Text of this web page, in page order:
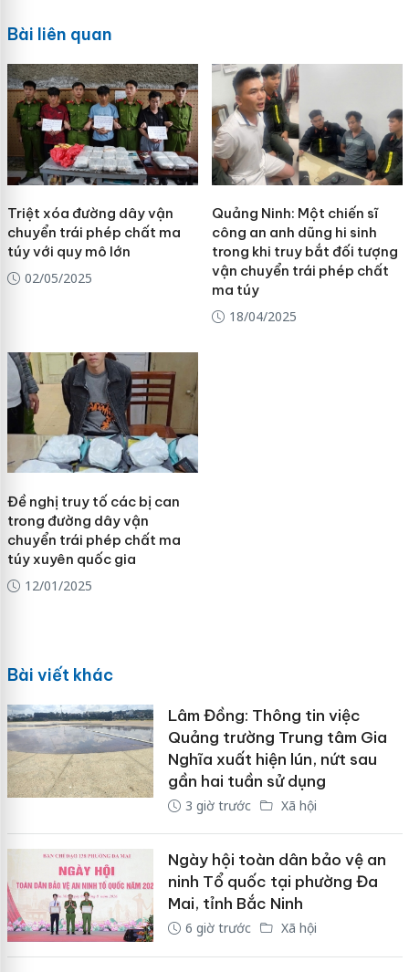
Bài liên quan
Triệt xóa đường dây vận
chuyển trái phép chất ma
túy với quy mô lớn
02/05/2025
Quảng Ninh: Một chiến sĩ
công an anh dũng hi sinh
trong khi truy bắt đối tượng
vận chuyển trái phép chất
ma túy
18/04/2025
Đề nghị truy tố các bị can
trong đường dây vận
chuyển trái phép chất ma
túy xuyên quốc gia
12/01/2025
Bài viết khác
Lâm Đồng: Thông tin việc
Quảng trường Trung tâm Gia
Nghĩa xuất hiện lún, nứt sau
gần hai tuần sử dụng
3 giờ trước Xã hội
Ngày hội toàn dân bảo vệ an
ninh Tổ quốc tại phường Đa
Mai, tỉnh Bắc Ninh
6 giờ trước Xã hội